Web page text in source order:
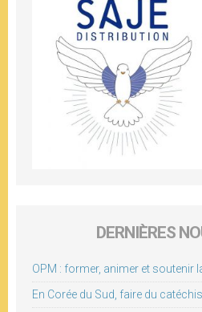
DERNIÈRES
OPM : former, animer et soutenir
En Corée du Sud, faire du